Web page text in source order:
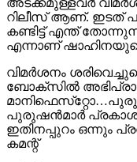
അടക്കമുള്ളവര്‍
റിലീസ് ആണ്. ഇടത്
കണ്ടിട്ട് എന്ത്
എന്നാണ്
വിമര്‍ശനം
ബോക്‌സില്‍
പുരുഷന്‍മാര്‍
ഇതിനപ്പുറം ഒന്നും
കമന്റ്